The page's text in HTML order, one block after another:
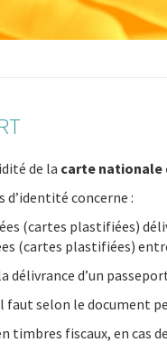
de la carte nationale
d’identité concerne :
(cartes plastifiées)
(cartes plastifiées)
délivrance d’un
faut selon le document
timbres fiscaux, en cas